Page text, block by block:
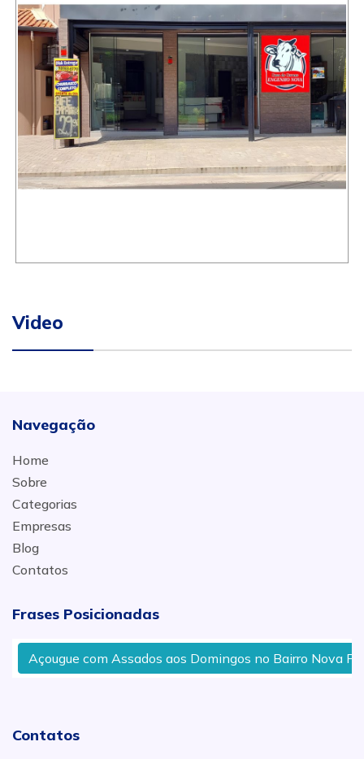
Video
Navegação
Home
Sobre
Categorias
Empresas
Blog
Contatos
Frases Posicionadas
Açougue com Assados aos Domingos no Bairro Nova
Contatos